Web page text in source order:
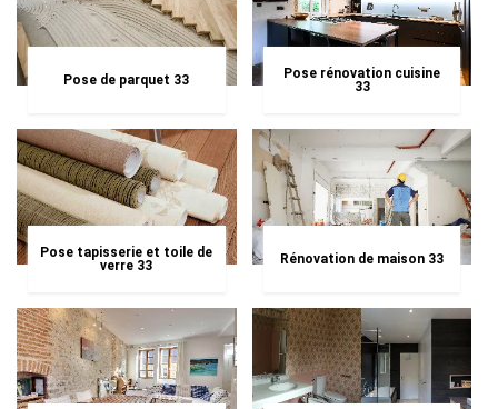
Pose de parquet 33
Pose rénovation cuisine
33
Pose tapisserie et toile de
verre 33
Rénovation de maison 33